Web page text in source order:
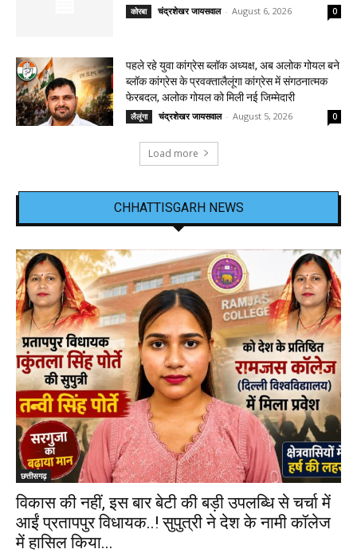
कोरबा चंद्रशेखर जायसवाल - August 6, 2026 0
पहले रहे युवा कांग्रेस ब्लॉक अध्यक्ष, अब अलोक गोयल बने
ब्लॉक कांग्रेस के प्रवक्तालैलूंगा कांग्रेस में संगठनात्मक
फेरबदल, अलोक गोयल को मिली नई जिम्मेदारी
लैलूंगा चंद्रशेखर जायसवाल - August 5, 2026 0
Load more
CHHATTISGARH NEWS
छत्तीसगढ़
विकास की नहीं, इस बार बेटी की बड़ी उपलब्धि से चर्चा में
आईं प्रतापपुर विधायक..! सुपुत्री ने देश के नामी कॉलेज
में हासिल किया...